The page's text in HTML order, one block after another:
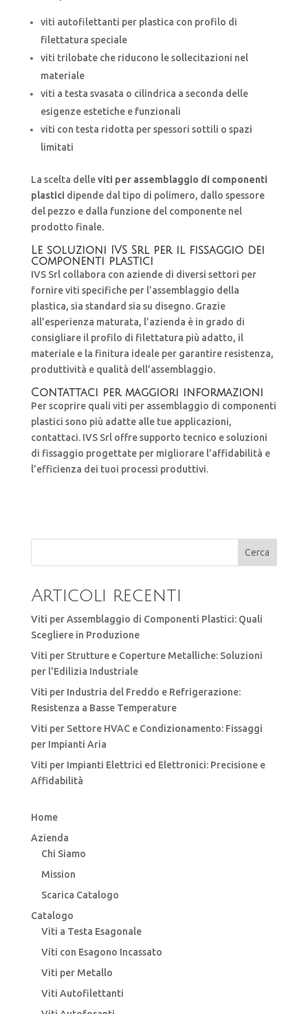
viti autofilettanti per plastica con profilo di
filettatura speciale
viti trilobate che riducono le sollecitazioni nel
materiale
viti a testa svasata o cilindrica a seconda delle
esigenze estetiche e funzionali
viti con testa ridotta per spessori sottili o spazi
limitati
La scelta delleviti per assemblaggio di componenti
plastici dipende dal tipo di polimero, dallo spessore
del pezzo e dalla funzione del componente nel
prodotto finale.
Le soluzioni IVS Srl per il fissaggio dei
componenti plastici
IVS Srl collabora con aziende di diversi settori per
fornire viti specifiche per l’assemblaggio della
plastica, sia standard sia su disegno. Grazie
all’esperienza maturata, l’azienda è in grado di
consigliare il profilo di filettatura più adatto, il
materiale e la finitura ideale per garantire resistenza,
produttività e qualità dell’assemblaggio.
Contattaci per maggiori informazioni
Per scoprire quali viti per assemblaggio di componenti
plastici sono più adatte alle tue applicazioni,
contattaci. IVS Srl offre supporto tecnico e soluzioni
di fissaggio progettate per migliorare l’affidabilità e
l’efficienza dei tuoi processi produttivi.
Cerca
Articoli recenti
Viti per Assemblaggio di Componenti Plastici: Quali
Scegliere in Produzione
Viti per Strutture e Coperture Metalliche: Soluzioni
per l’Edilizia Industriale
Viti per Industria del Freddo e Refrigerazione:
Resistenza a Basse Temperature
Viti per Settore HVAC e Condizionamento: Fissaggi
per Impianti Aria
Viti per Impianti Elettrici ed Elettronici: Precisione e
Affidabilità
Home
Azienda
Chi Siamo
Mission
Scarica Catalogo
Catalogo
Viti a Testa Esagonale
Viti con Esagono Incassato
Viti per Metallo
Viti Autofilettanti